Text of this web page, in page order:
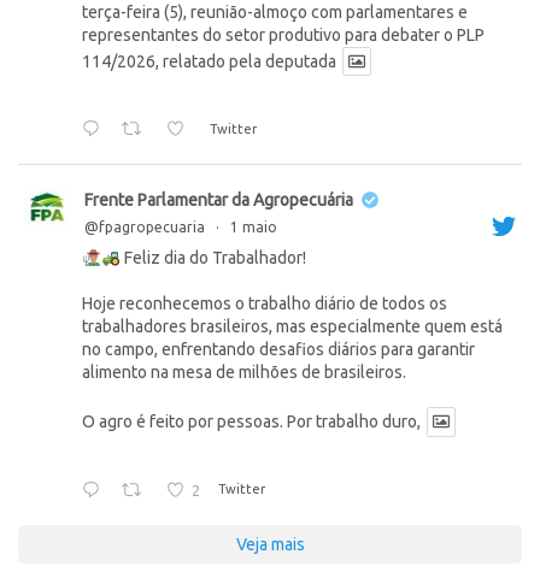
terça-feira (5), reunião-almoço com parlamentares e
representantes do setor produtivo para debater o PLP
114/2026, relatado pela deputada
Twitter
Frente Parlamentar da Agropecuária
@fpagropecuaria · 1 maio
Feliz dia do Trabalhador!
Hoje reconhecemos o trabalho diário de todos os
trabalhadores brasileiros, mas especialmente quem está
no campo, enfrentando desafios diários para garantir
alimento na mesa de milhões de brasileiros.
O agro é feito por pessoas. Por trabalho duro,
2 Twitter
Veja mais